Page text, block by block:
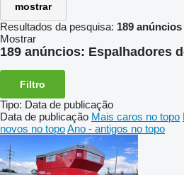
mostrar
Resultados da pesquisa: 189 anúncios
Mostrar
189 anúncios: Espalhadores
Filtro
Tipo: Data de publicação
Data de publicação Mais caros no topo
novos no topoAno - antigos no topo